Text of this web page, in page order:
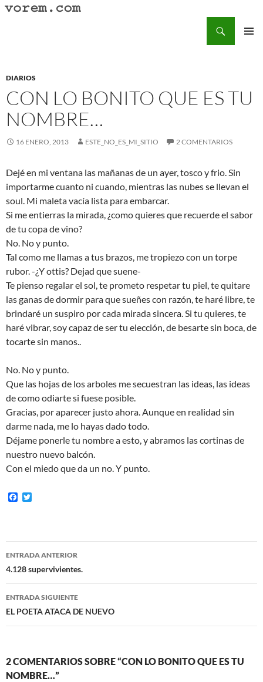
Saltar
DIARIOS
CON LO BONITO QUE ES TU
NOMBRE…
16 ENERO, 2013 ESTE_NO_ES_MI_SITIO 2 COMENTARIOS
Dejé en mi ventana las mañanas de un ayer, tosco y frio. Sin
importarme cuanto ni cuando, mientras las nubes se llevan el
soul. Mi maleta vacía lista para embarcar.
Si me entierras la mirada, ¿como quieres que recuerde el sabor
de tu copa de vino?
No. No y punto.
Tal como me llamas a tus brazos, me tropiezo con un torpe
rubor. -¿Y ottis? Dejad que suene-
Te pienso regalar el sol, te prometo respetar tu piel, te quitare
las ganas de dormir para que sueñes con razón, te haré libre, te
brindaré un suspiro por cada mirada sincera. Si tu quieres, te
haré vibrar, soy capaz de ser tu elección, de besarte sin boca, de
tocarte sin manos..
No. No y punto.
Que las hojas de los arboles me secuestran las ideas, las ideas
de como odiarte si fuese posible.
Gracias, por aparecer justo ahora. Aunque en realidad sin
darme nada, me lo hayas dado todo.
Déjame ponerle tu nombre a esto, y abramos las cortinas de
nuestro nuevo balcón.
Con el miedo que da un no. Y punto.
F
o
o
e
r
Navegación
de
entradas
ENTRADA ANTERIOR
4.128 supervivientes.
ENTRADA SIGUIENTE
EL POETA ATACA DE NUEVO
2 COMENTARIOS SOBRE “CON LO BONITO QUE ES TU
NOMBRE…”